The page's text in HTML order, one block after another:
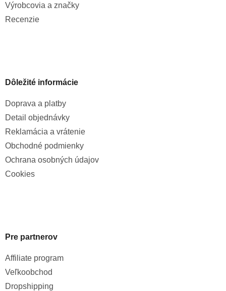
Výrobcovia a značky
Recenzie
Dôležité informácie
Doprava a platby
Detail objednávky
Reklamácia a vrátenie
Obchodné podmienky
Ochrana osobných údajov
Cookies
Pre partnerov
Affiliate program
Veľkoobchod
Dropshipping